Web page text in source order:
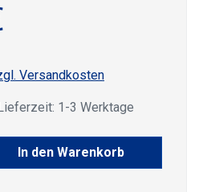
Versandkosten
1-3 Werktage
Gib den gewünschten
In den Warenkorb